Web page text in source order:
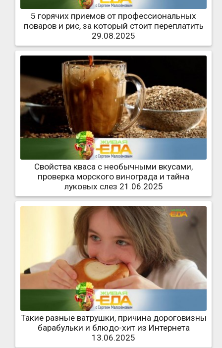
5 горячих приемов от профессиональных
поваров и рис, за который стоит переплатить
29.08.2025
Свойства кваса с необычными вкусами,
проверка морского винограда и тайна
луковых слез 21.06.2025
Такие разные ватрушки, причина дороговизны
барабульки и блюдо-хит из Интернета
13.06.2025